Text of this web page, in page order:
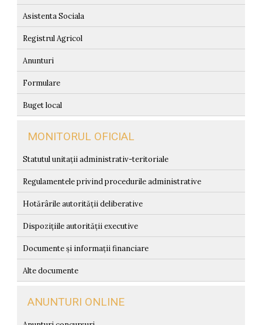
Asistenta Sociala
Registrul Agricol
Anunturi
Formulare
Buget local
MONITORUL OFICIAL
Statutul unitații administrativ-teritoriale
Regulamentele privind procedurile administrative
Hotărârile autorității deliberative
Dispozițiile autorității executive
Documente și informații financiare
Alte documente
ANUNTURI ONLINE